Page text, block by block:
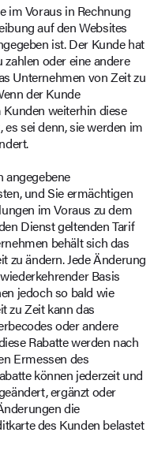
im Voraus in Rechnung
auf den Websites
ist. Der Kunde hat
oder eine andere
Unternehmen von Zeit zu
der Kunde
weiterhin diese
sei denn, sie werden im
angegebene
und Sie ermächtigen
im Voraus zu dem
Dienst geltenden Tarif
behält sich das
zu ändern. Jede Änderung
Basis
jedoch so bald wie
zu Zeit kann das
oder andere
Rabatte werden nach
Ermessen des
können jederzeit und
ergänzt oder
die
des Kunden belastet